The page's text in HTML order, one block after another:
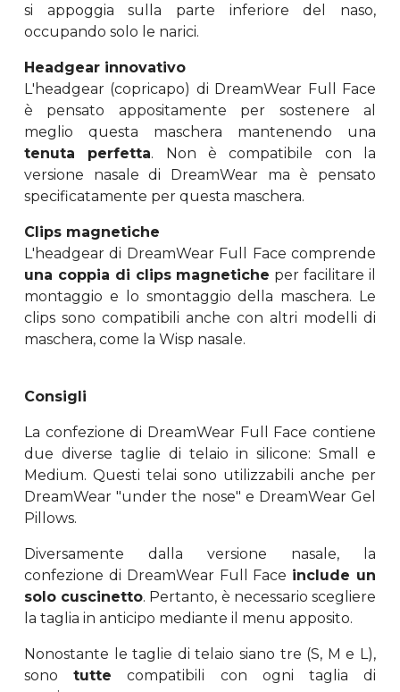
si appoggia sulla parte inferiore del naso,
occupando solo le narici.
Headgear innovativo
L'headgear (copricapo) di DreamWear Full Face
è pensato appositamente per sostenere al
meglio questa maschera mantenendo una
tenuta perfetta. Non è compatibile con la
versione nasale di DreamWear ma è pensato
specificatamente per questa maschera.
Clips magnetiche
L'headgear di DreamWear Full Face comprende
una coppia di clips magnetiche per facilitare il
montaggio e lo smontaggio della maschera. Le
clips sono compatibili anche con altri modelli di
maschera, come la Wisp nasale.
Consigli
La confezione di DreamWear Full Face contiene
due diverse taglie di telaio in silicone: Small e
Medium. Questi telai sono utilizzabili anche per
DreamWear "under the nose" e DreamWear Gel
Pillows.
Diversamente dalla versione nasale, la
confezione di DreamWear Full Face include un
solo cuscinetto. Pertanto, è necessario scegliere
la taglia in anticipo mediante il menu apposito.
Nonostante le taglie di telaio siano tre (S, M e L),
sonotutte compatibili con ogni taglia di